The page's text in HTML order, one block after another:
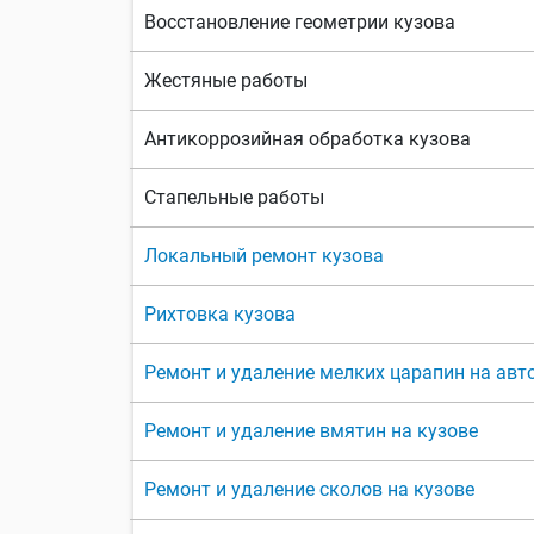
Восстановление геометрии кузова
Жестяные работы
Антикоррозийная обработка кузова
Стапельные работы
Локальный ремонт кузова
Рихтовка кузова
Ремонт и удаление мелких царапин на
Ремонт и удаление вмятин на кузове
Ремонт и удаление сколов на кузове